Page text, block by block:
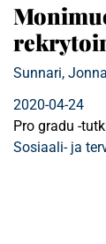
Sunnari, Jonna
2020-04-24
Pro gradu -
Sosiaali- ja